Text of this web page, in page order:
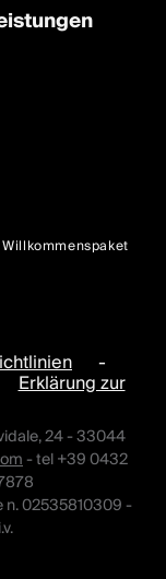
-
Erklärung zur
24 - 33044
- tel +39 0432
n. 02535810309 -